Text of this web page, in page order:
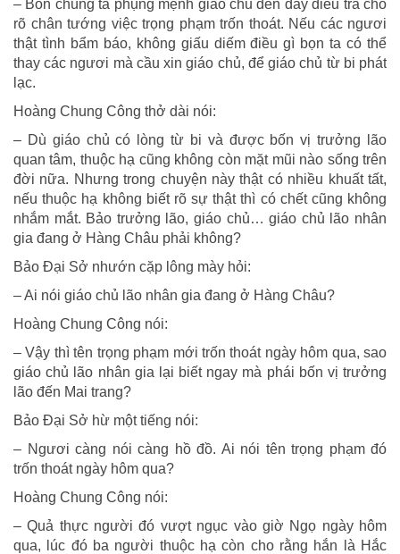
– Bốn chúng ta phụng mệnh giáo chủ đến đây điều tra cho
rõ chân tướng việc trọng phạm trốn thoát. Nếu các ngươi
thật tình bẩm báo, không giấu diếm điều gì bọn ta có thể
thay các ngươi mà cầu xin giáo chủ, để giáo chủ từ bi phát
lạc.
Hoàng Chung Công thở dài nói:
– Dù giáo chủ có lòng từ bi và được bốn vị trưởng lão
quan tâm, thuộc hạ cũng không còn mặt mũi nào sống trên
đời nữa. Nhưng trong chuyện này thật có nhiều khuất tất,
nếu thuộc hạ không biết rõ sự thật thì có chết cũng không
nhắm mắt. Bảo trưởng lão, giáo chủ… giáo chủ lão nhân
gia đang ở Hàng Châu phải không?
Bảo Đại Sở nhướn cặp lông mày hỏi:
– Ai nói giáo chủ lão nhân gia đang ở Hàng Châu?
Hoàng Chung Công nói:
– Vậy thì tên trọng phạm mới trốn thoát ngày hôm qua, sao
giáo chủ lão nhân gia lại biết ngay mà phái bốn vị trưởng
lão đến Mai trang?
Bảo Đại Sở hừ một tiếng nói:
– Ngươi càng nói càng hồ đồ. Ai nói tên trọng phạm đó
trốn thoát ngày hôm qua?
Hoàng Chung Công nói:
– Quả thực người đó vượt ngục vào giờ Ngọ ngày hôm
qua, lúc đó ba người thuộc hạ còn cho rằng hắn là Hắc